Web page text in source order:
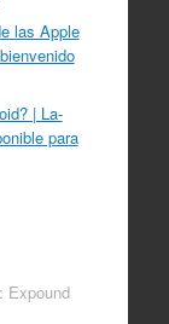
las Apple
| La-
para
Expound